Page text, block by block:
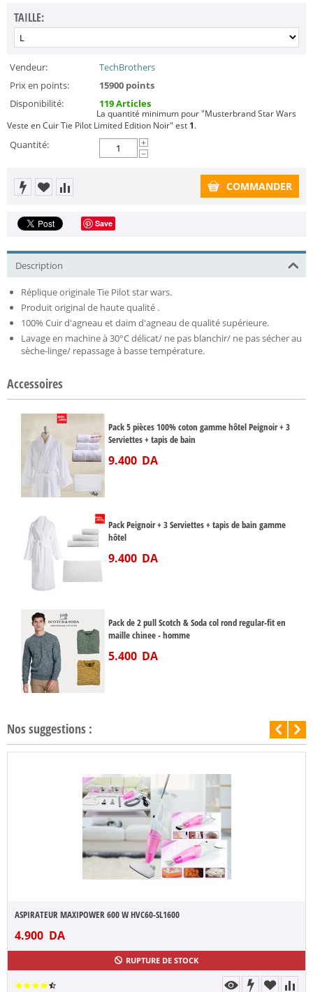
TAILLE:
Vendeur:
TechBrothers
Prix en points:
15900 points
Disponibilité:
119 Articles
La quantité minimum pour "Musterbrand Star Wars
Veste en Cuir Tie Pilot Limited Edition Noir" est 1.
Quantité:
+
−
COMMANDER
Save
Description
Réplique originale Tie Pilot star wars.
Produit original de haute qualité .
100% Cuir d'agneau et daim d'agneau de qualité supérieure.
Lavage en machine à 30°C délicat/ ne pas blanchir/ ne pas sécher au
sèche-linge/ repassage à basse température.
Accessoires
Pack 5 pièces 100% coton gamme hôtel Peignoir + 3
Serviettes + tapis de bain
9.400 DA
Pack Peignoir + 3 Serviettes + tapis de bain gamme
hôtel
9.400 DA
Pack de 2 pull Scotch & Soda col rond regular-fit en
maille chinee - homme
5.400 DA
Nos suggestions :
ASPIRATEUR MAXIPOWER 600 W HVC60-SL1600
4.900 DA
RUPTURE DE STOCK